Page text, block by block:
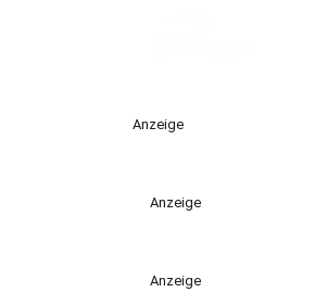
Anzeige
Anzeige
Anzeige